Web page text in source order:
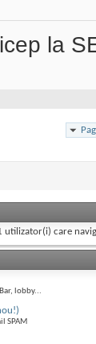
la
utilizator(i) care
lobby...
SPAM